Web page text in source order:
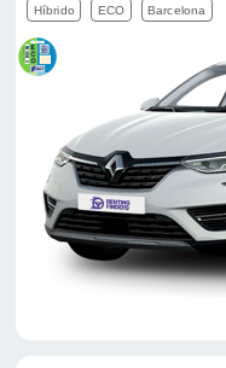
Híbrido ECO Barcelona